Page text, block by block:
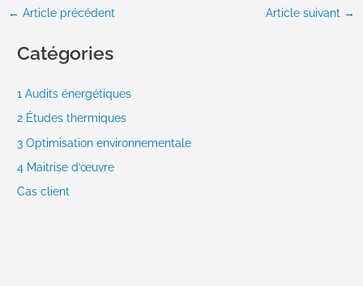
← Article précédent Article suivant →
Catégories
1 Audits énergétiques
2 Études thermiques
3 Optimisation environnementale
4 Maitrise d’œuvre
Cas client